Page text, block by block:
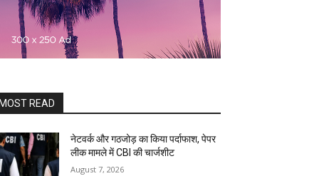
READ
नेटवर्क और गठजोड़ का किया पर्दाफाश, पेपर
लीक मामले में CBI की चार्जशीट
August 7, 2026